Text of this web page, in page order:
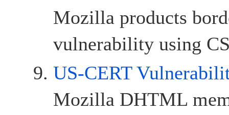
Mozilla products
vulnerability using
US-CERT
Mozilla DHTML